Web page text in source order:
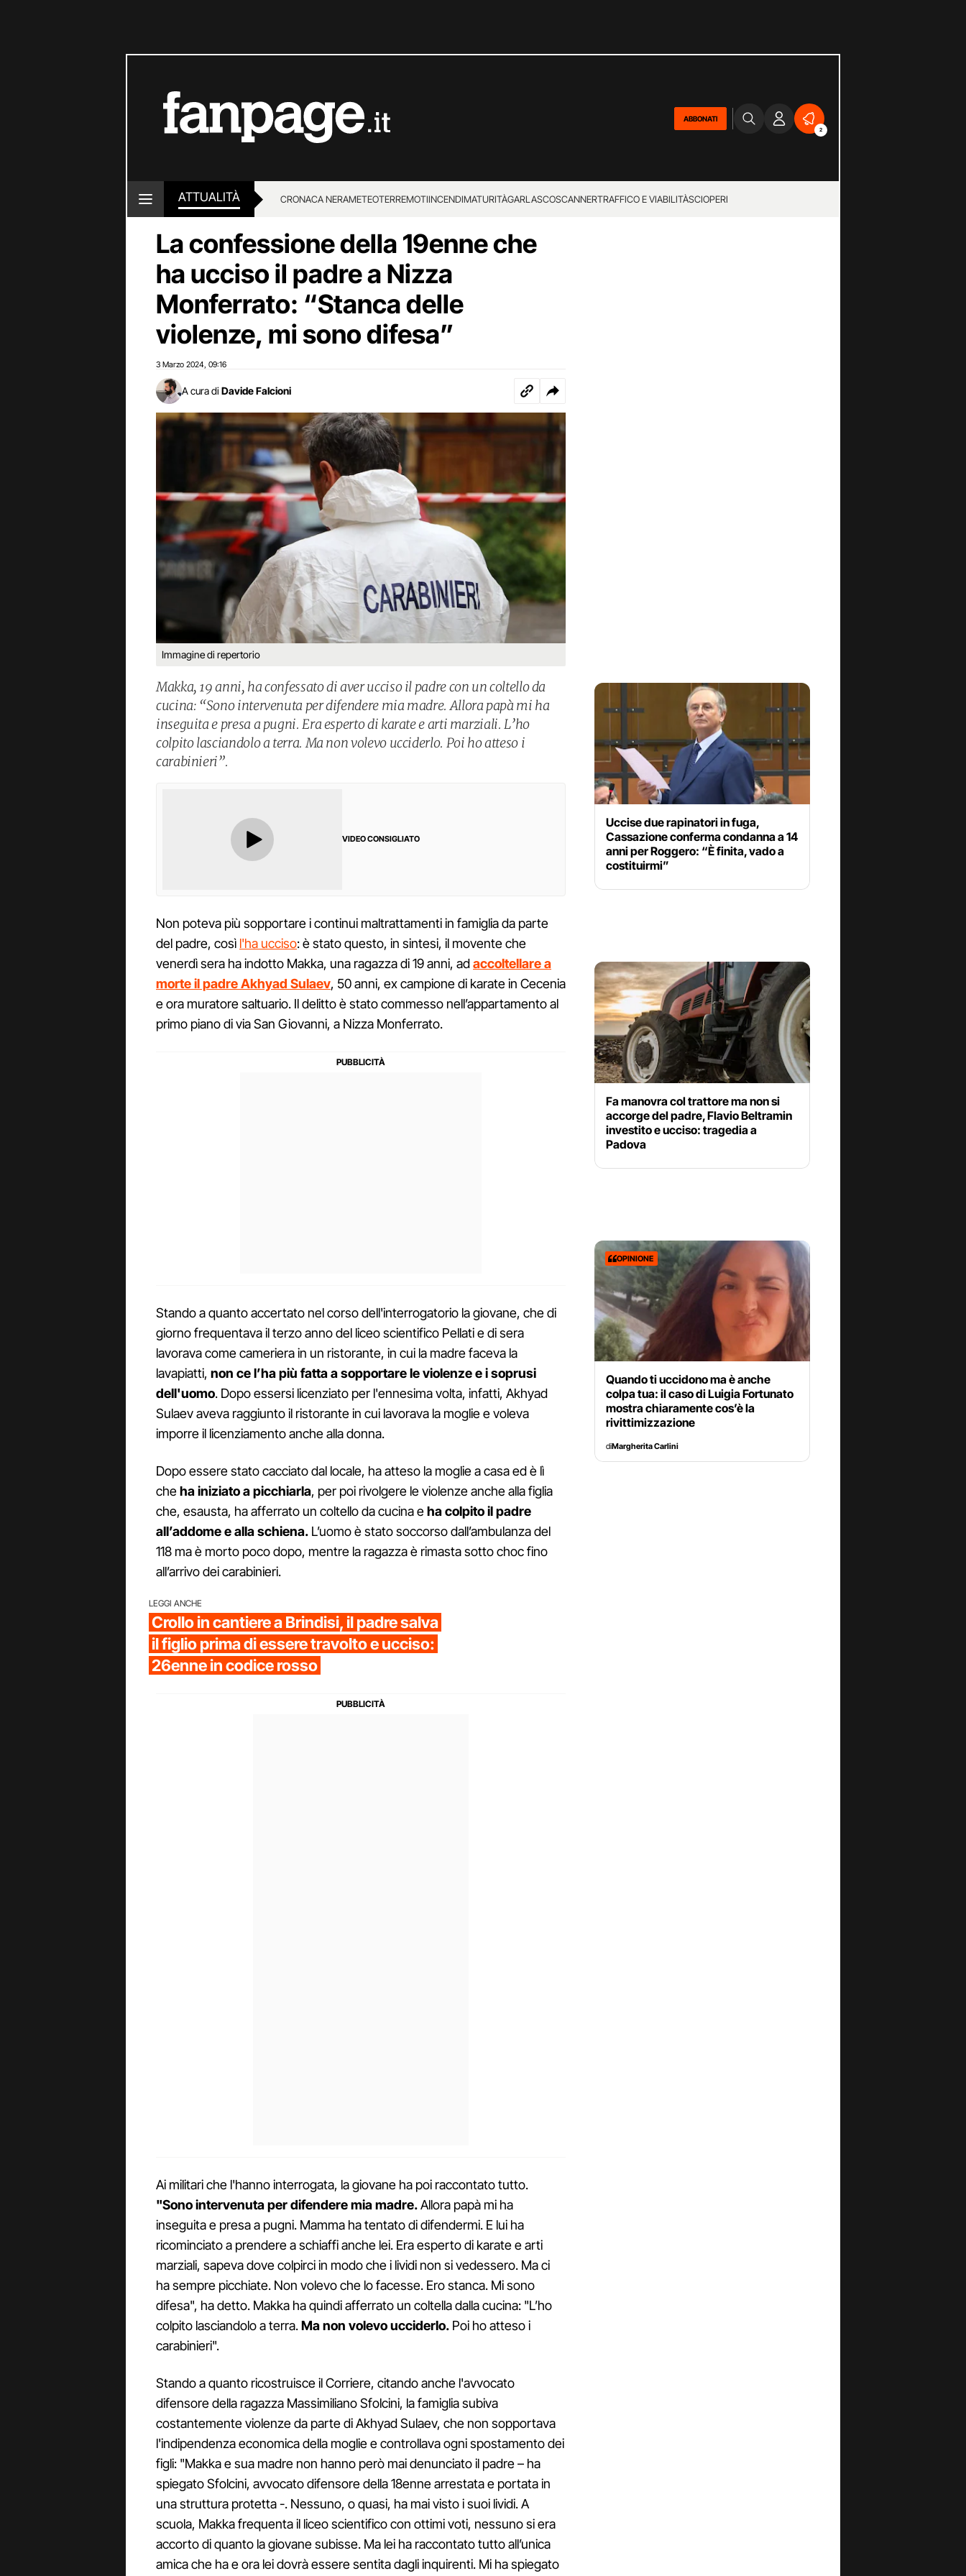
ABBONATI
2
ATTUALITÀ CRONACA NERAMETEOTERREMOTIINCENDIMATURITÀGARLASCOSCANNERTRAFFICO E VIABILITÀSCIOPERI
LOTTO E SUPERENALOTTO
La confessione della 19enne che
ha ucciso il padre a Nizza
Monferrato: “Stanca delle
violenze, mi sono difesa”
3 Marzo 2024 09:16
A cura di Davide Falcioni
Immagine di repertorio
Makka, 19 anni, ha confessato di aver ucciso il padre con un coltello da
cucina: “Sono intervenuta per difendere mia madre. Allora papà mi ha
inseguita e presa a pugni. Era esperto di karate e arti marziali. L’ho
colpito lasciandolo a terra. Ma non volevo ucciderlo. Poi ho atteso i
carabinieri”.
VIDEO CONSIGLIATO
Non poteva più sopportare i continui maltrattamenti in famiglia da parte
del padre, così l'ha ucciso: è stato questo, in sintesi, il movente che
venerdì sera ha indotto Makka, una ragazza di 19 anni, adaccoltellare a
morte il padre Akhyad Sulaev, 50 anni, ex campione di karate in Cecenia
e ora muratore saltuario. Il delitto è stato commesso nell’appartamento al
primo piano di via San Giovanni, a Nizza Monferrato.
Stando a quanto accertato nel corso dell'interrogatorio la giovane, che di
giorno frequentava il terzo anno del liceo scientifico Pellati e di sera
lavorava come cameriera in un ristorante, in cui la madre faceva la
lavapiatti, non ce l’ha più fatta a sopportare le violenze e i soprusi
dell'uomo. Dopo essersi licenziato per l'ennesima volta, infatti, Akhyad
Sulaev aveva raggiunto il ristorante in cui lavorava la moglie e voleva
imporre il licenziamento anche alla donna.
Dopo essere stato cacciato dal locale, ha atteso la moglie a casa ed è lì
cheha iniziato a picchiarla, per poi rivolgere le violenze anche alla figlia
che, esausta, ha afferrato un coltello da cucina eha colpito il padre
all’addome e alla schiena. L’uomo è stato soccorso dall’ambulanza del
118 ma è morto poco dopo, mentre la ragazza è rimasta sotto choc fino
all’arrivo dei carabinieri.
LEGGI ANCHE
Crollo in cantiere a Brindisi, il padre salva
il figlio prima di essere travolto e ucciso:
26enne in codice rosso
Ai militari che l'hanno interrogata, la giovane ha poi raccontato tutto.
"Sono intervenuta per difendere mia madre.Allora papà mi ha
inseguita e presa a pugni. Mamma ha tentato di difendermi. E lui ha
ricominciato a prendere a schiaffi anche lei. Era esperto di karate e arti
marziali, sapeva dove colpirci in modo che i lividi non si vedessero. Ma ci
ha sempre picchiate. Non volevo che lo facesse. Ero stanca. Mi sono
difesa", ha detto. Makka ha quindi afferrato un coltella dalla cucina: "L’ho
colpito lasciandolo a terra.Ma non volevo ucciderlo. Poi ho atteso i
carabinieri".
Stando a quanto ricostruisce il Corriere, citando anche l'avvocato
difensore della ragazza Massimiliano Sfolcini, la famiglia subiva
costantemente violenze da parte di Akhyad Sulaev, che non sopportava
l'indipendenza economica della moglie e controllava ogni spostamento dei
figli: "Makka e sua madre non hanno però mai denunciato il padre – ha
spiegato Sfolcini, avvocato difensore della 18enne arrestata e portata in
una struttura protetta -. Nessuno, o quasi, ha mai visto i suoi lividi. A
scuola, Makka frequenta il liceo scientifico con ottimi voti, nessuno si era
accorto di quanto la giovane subisse. Ma lei ha raccontato tutto all’unica
amica che ha e ora lei dovrà essere sentita dagli inquirenti. Mi ha spiegato
Uccise due rapinatori in fuga,
Cassazione conferma condanna a 14
anni per Roggero: “È finita, vado a
costituirmi”
Fa manovra col trattore ma non si
accorge del padre, Flavio Beltramin
investito e ucciso: tragedia a
Padova
OPINIONE
Quando ti uccidono ma è anche
colpa tua: il caso di Luigia Fortunato
mostra chiaramente cos’è la
rivittimizzazione
diMargherita Carlini